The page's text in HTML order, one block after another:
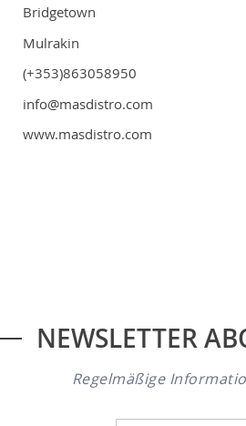
Bridgetown
Mulrakin
(+353)863058950
info@masdistro.com
www.masdistro.com
NEWSLETTER
Regelmäßige